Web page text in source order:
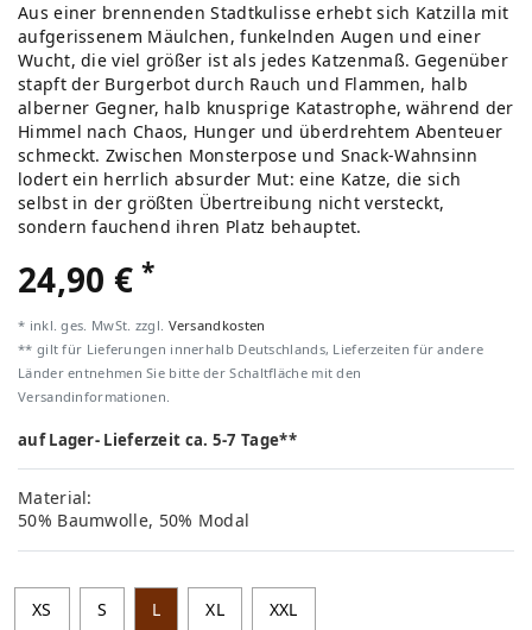
Aus einer brennenden Stadtkulisse erhebt sich Katzilla mit
aufgerissenem Mäulchen, funkelnden Augen und einer
Wucht, die viel größer ist als jedes Katzenmaß. Gegenüber
stapft der Burgerbot durch Rauch und Flammen, halb
alberner Gegner, halb knusprige Katastrophe, während der
Himmel nach Chaos, Hunger und überdrehtem Abenteuer
schmeckt. Zwischen Monsterpose und Snack-Wahnsinn
lodert ein herrlich absurder Mut: eine Katze, die sich
selbst in der größten Übertreibung nicht versteckt,
sondern fauchend ihren Platz behauptet.
24,90 €*
* inkl. ges. MwSt. zzgl. Versandkosten
** gilt für Lieferungen innerhalb Deutschlands, Lieferzeiten für andere
Länder entnehmen Sie bitte der Schaltfläche mit den
Versandinformationen.
auf Lager- Lieferzeit ca. 5-7 Tage**
Material:
50% Baumwolle, 50% Modal
XS S L XL XXL